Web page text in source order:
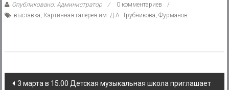
Опубликовано: Администратор
0 комментариев
выставка, Картинная галерея им. Д.А. Трубникова, Фурманов
Post
3 марта в 15.00 Детская музыкальная школа приглашает